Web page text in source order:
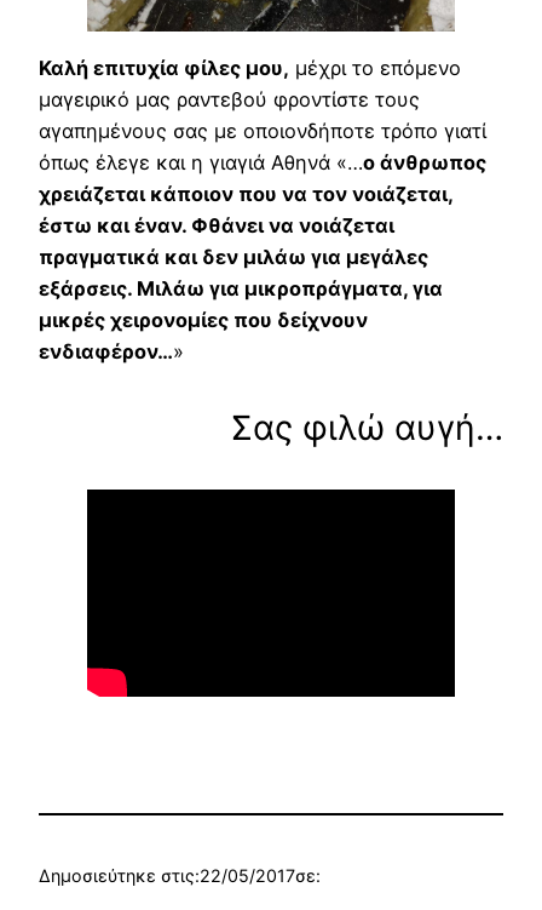
Καλή επιτυχία φίλες μου, μέχρι το επόμενο
μαγειρικό μας ραντεβού φροντίστε τους
αγαπημένους σας με οποιονδήποτε τρόπο γιατί
όπως έλεγε και η γιαγιά Αθηνά «…ο άνθρωπος
χρειάζεται κάποιον που να τον νοιάζεται,
έστω και έναν. Φθάνει να νοιάζεται
πραγματικά και δεν μιλάω για μεγάλες
εξάρσεις. Μιλάω για μικροπράγματα, για
μικρές χειρονομίες που δείχνουν
ενδιαφέρον…»
Σας φιλώ αυγή…
Δημοσιεύτηκε στις:22/05/2017σε: